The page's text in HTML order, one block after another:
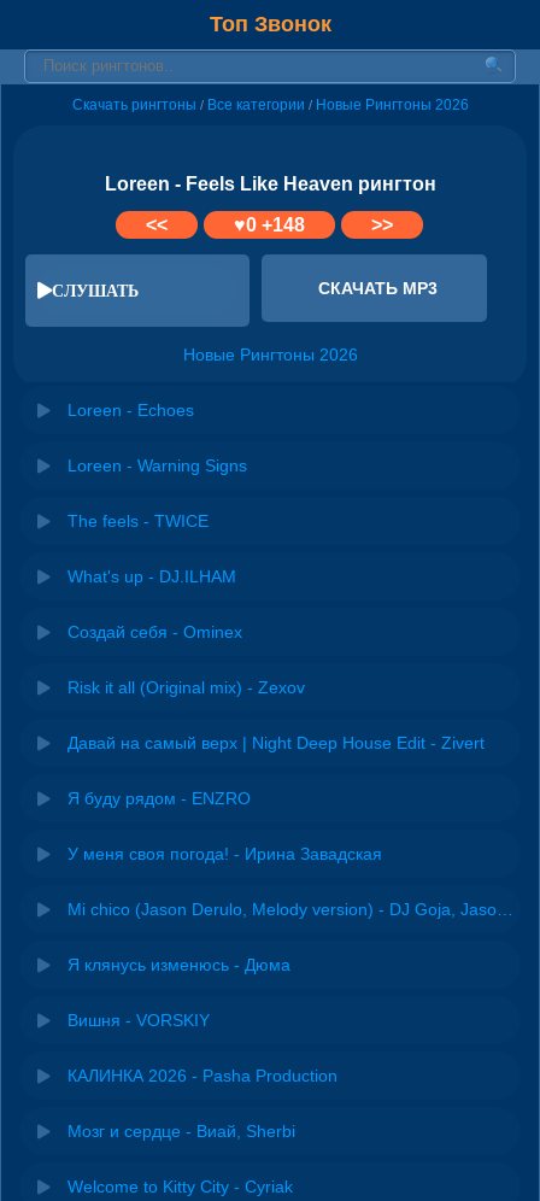
Топ Звонок
Скачать рингтоны / Все категории / Новые Рингтоны 2026
Loreen - Feels Like Heaven рингтон
<<
♥0+148 >>
СЛУШАТЬ СКАЧАТЬ MP3
Новые Рингтоны 2026
Loreen - Echoes
Loreen - Warning Signs
The feels - TWICE
What's up - DJ.ILHAM
Создай себя - Ominex
Risk it all (Original mix) - Zexov
Давай на самый верх | Night Deep House Edit - Zivert
Я буду рядом - ENZRO
У меня своя погода! - Ирина Завадская
Я клянусь изменюсь - Дюма
Вишня - VORSKIY
КАЛИНКА 2026 - Pasha Production
Мозг и сердце - Виай, Sherbi
Welcome to Kitty City - Cyriak